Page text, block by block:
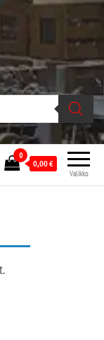
on vaihtoehtomusaan
verkko- sekä
Helsingissä Kallion
sydämessä.
Valikko
0
0,00€